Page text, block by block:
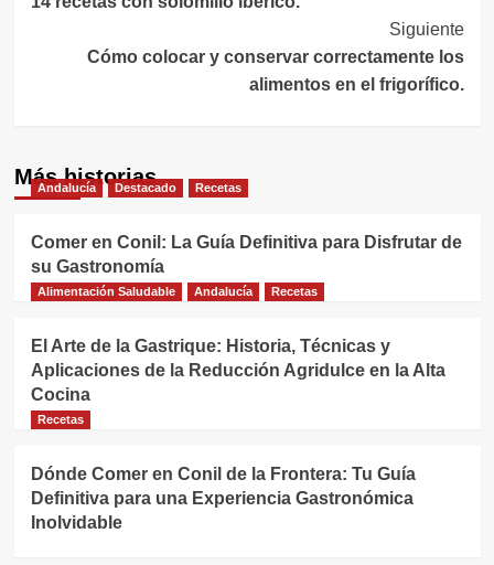
de
entradas
Siguiente
Cómo colocar y conservar correctamente los
alimentos en el frigorífico.
Más historias
Andalucía Destacado Recetas
Comer en Conil: La Guía Definitiva para Disfrutar de
su Gastronomía
Alimentación Saludable Andalucía Recetas
El Arte de la Gastrique: Historia, Técnicas y
Aplicaciones de la Reducción Agridulce en la Alta
Cocina
Recetas
Dónde Comer en Conil de la Frontera: Tu Guía
Definitiva para una Experiencia Gastronómica
Inolvidable